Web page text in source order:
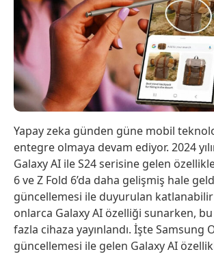
Yapay zeka günden güne mobil
entegre olmaya devam ediyor. 2024
Galaxy AI ile S24 serisine gelen
6 ve Z Fold 6’da daha gelişmiş hale
güncellemesi ile duyurulan
onlarca Galaxy AI özelliği sunarken,
fazla cihaza yayınlandı. İşte Samsung
güncellemesi ile gelen Galaxy AI